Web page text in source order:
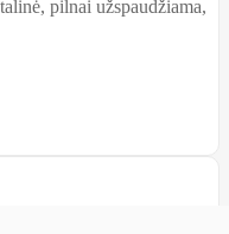
pilnai užspaudžiama,